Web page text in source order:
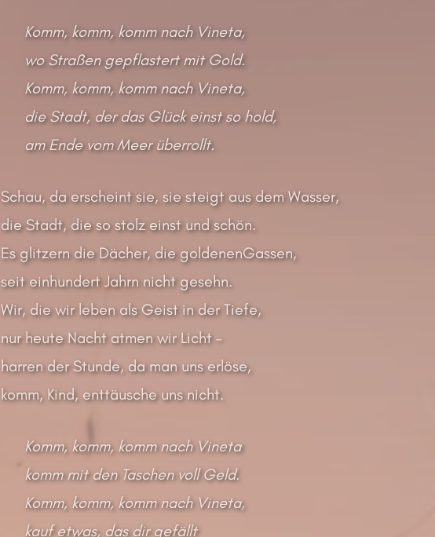
Komm, komm, komm nach Vineta,
wo Straßen gepflastert mit Gold.
Komm, komm, komm nach Vineta,
die Stadt, der das Glück einst so hold,
am Ende vom Meer überrollt.
Schau, da erscheint sie, sie steigt aus dem Wasser,
die Stadt, die so stolz einst und schön.
Es glitzern die Dächer, die goldenenGassen,
seit einhundert Jahrn nicht gesehn.
Wir, die wir leben als Geist in der Tiefe,
nur heute Nacht atmen wir Licht –
harren der Stunde, da man uns erlöse,
komm, Kind, enttäusche uns nicht.
Komm, komm, komm nach Vineta
komm mit den Taschen voll Geld.
Komm, komm, komm nach Vineta,
kauf etwas, das dir gefällt